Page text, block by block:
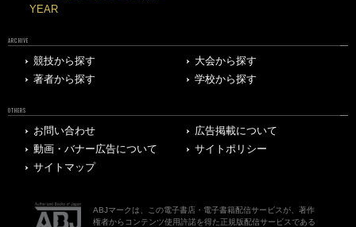
YEAR
ARCHIVE
競技から探す
大会から探す
著者から探す
学校から探す
OTHERS
お問い合わせ
広告掲載について
動画・バナー広告について
サイトポリシー
サイトマップ
ABJマークは、この電子書店・電子書籍配信サービスが、著作
権者からコンテンツ使用許諾を得た正規版配信サービスである